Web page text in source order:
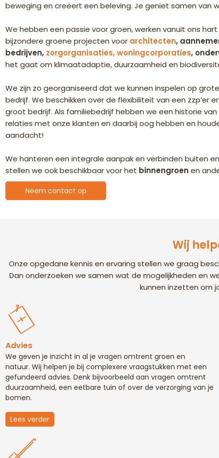
beweging en creëert een beleving. Je geniet samen van
We hebben een passie voor groen, werken vanuit ons
bijzondere groene projecten voor architecten,
bedrijven, zorgorganisaties, woningcorporaties,
het gaat om klimaatadaptie, duurzaamheid en
We zijn zo georganiseerd dat we kunnen inspelen op
bedrijf. We beschikken over de flexibiliteit van een zzp’er
groot bedrijf. Als familiebedrijf hebben we een historie
relaties met onze klanten en daarbij oog hebben en
aandacht!
We hanteren een integrale aanpak en verbinden buiten
stellen we ook beschikbaar voor het binnengroen en
Neem contact op
Wij
Onze opgedane kennis en ervaring stellen we graag
Dan onderzoeken we samen wat de mogelijkheden en
kunnen inzetten om
Advies
We geven je inzicht in al je vragen omtrent groen en
natuur. Wij helpen je bij complexere vraagstukken met een
gefundeerd advies. Denk bijvoorbeeld aan vragen omtrent
duurzaamheid, een eetbare tuin of over de verzorging van je
bomen.
Lees verder